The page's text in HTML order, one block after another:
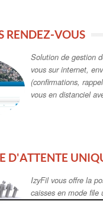
RENDEZ-VOUS
Solution de gestion
vous sur internet,
(confirmations,
vous en distanciel
D'ATTENTE
IzyFil vous offre la
caisses en mode file